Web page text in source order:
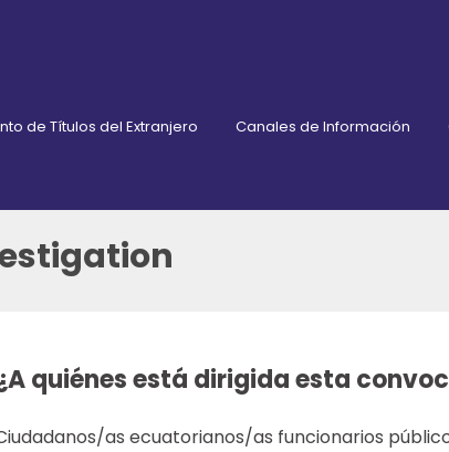
de Títulos del Extranjero Canales de Información
quiénes está dirigida esta
as ecuatorianos/as funcionarios